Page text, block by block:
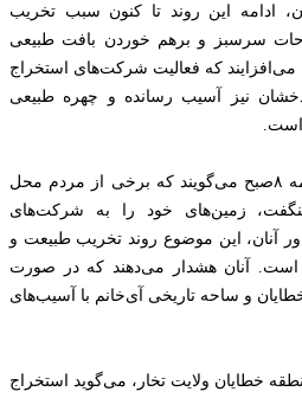
ادامه این روند تا کنون سبب تخریب
سرسبز و برهم خوردن بافت طبیعی
که فعالیت شرکت‌های استخراج
نیز آسیب رسانده و چهره طبیعی
این باشندگان در گفتگو با روزنامه ۸صبح می‌گویند که برخی از مردم محل
زمین‌های خود را به شرکت‌های
آنان، این موضوع روند تخریب طبیعت و
است. آنان هشدار می‌دهند که در صورت
و ساحه تاریخی آی‌خانم با آسیب‌های
خطایان ولایت تخار، می‌گوید استخراج